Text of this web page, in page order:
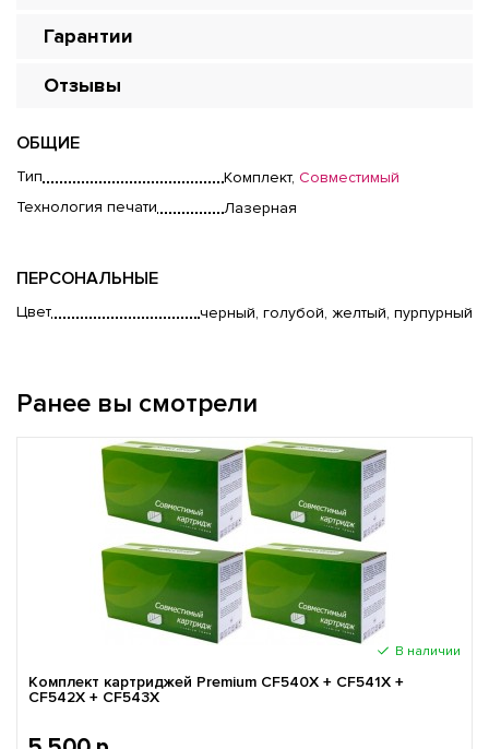
Гарантии
Отзывы
ОБЩИЕ
Тип Комплект, Совместимый
Технология печати
Лазерная
ПЕРСОНАЛЬНЫЕ
Цвет черный, голубой, желтый, пурпурный
Ранее вы смотрели
В наличии
Комплект картриджей Premium CF540X + CF541X +
CF542X + CF543X